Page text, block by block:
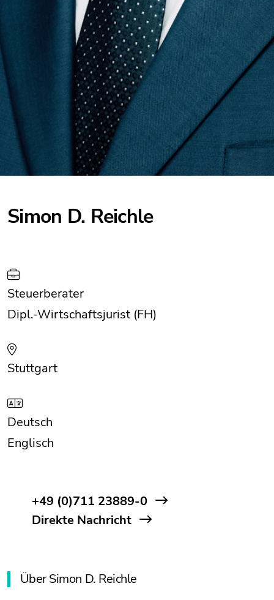
Simon D. Reichle
Steuerberater
Dipl.-Wirtschaftsjurist (FH)
Stuttgart
Deutsch
Englisch
+49 (0)711 23889-0
Direkte Nachricht
Über Simon D. Reichle